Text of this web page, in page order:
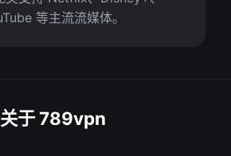
等主流流媒体。
关于 789vpn